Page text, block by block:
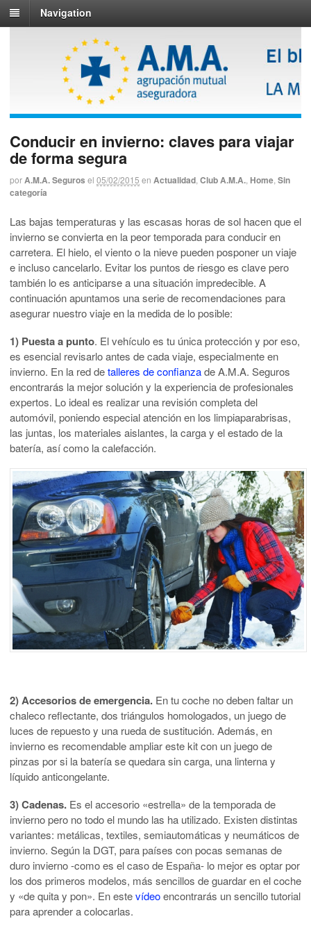
Navigation
Conducir en invierno: claves para viajar
de forma segura
porA.M.A. Seguros el 05/02/2015 en Actualidad Club A.M.A. Home Sin
categoría
Las bajas temperaturas y las escasas horas de sol hacen que el
invierno se convierta en la peor temporada para conducir en
carretera. El hielo, el viento o la nieve pueden posponer un viaje
e incluso cancelarlo. Evitar los puntos de riesgo es clave pero
también lo es anticiparse a una situación impredecible. A
continuación apuntamos una serie de recomendaciones para
asegurar nuestro viaje en la medida de lo posible:
1) Puesta a punto. El vehículo es tu única protección y por eso,
es esencial revisarlo antes de cada viaje, especialmente en
invierno. En la red detalleres de confianzade A.M.A. Seguros
encontrarás la mejor solución y la experiencia de profesionales
expertos. Lo ideal es realizar una revisión completa del
automóvil, poniendo especial atención en los limpiaparabrisas,
las juntas, los materiales aislantes, la carga y el estado de la
batería, así como la calefacción.
2) Accesorios de emergencia. En tu coche no deben faltar un
chaleco reflectante, dos triángulos homologados, un juego de
luces de repuesto y una rueda de sustitución. Además, en
invierno es recomendable ampliar este kit con un juego de
pinzas por si la batería se quedara sin carga, una linterna y
líquido anticongelante.
3) Cadenas. Es el accesorio «estrella» de la temporada de
invierno pero no todo el mundo las ha utilizado. Existen distintas
variantes: metálicas, textiles, semiautomáticas y neumáticos de
invierno. Según la DGT, para países con pocas semanas de
duro invierno -como es el caso de España- lo mejor es optar por
los dos primeros modelos, más sencillos de guardar en el coche
y «de quita y pon». En estevídeoencontrarás un sencillo tutorial
para aprender a colocarlas.